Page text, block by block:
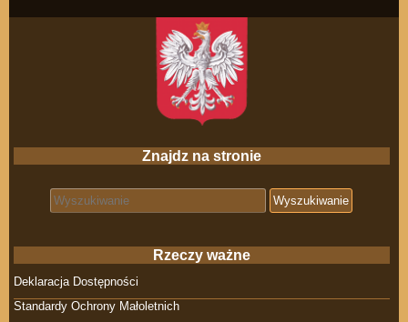
Znajdz na stronie
Search for:
Rzeczy ważne
Deklaracja Dostępności
Standardy Ochrony Małoletnich